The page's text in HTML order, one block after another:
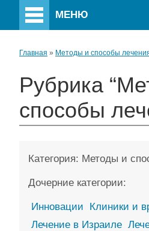
МЕНЮ
Главная » Методы и способы
Рубрика
способы
Категория: Методы и
Дочерние категории:
Инновации
Клиники и
Лечение в Израиле